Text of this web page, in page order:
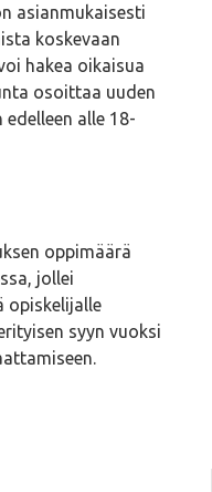
asianmukaisesti
koskevaan
hakea oikaisua
osoittaa uuden
alle 18-
oppimäärä
jollei
opiskelijalle
syyn vuoksi